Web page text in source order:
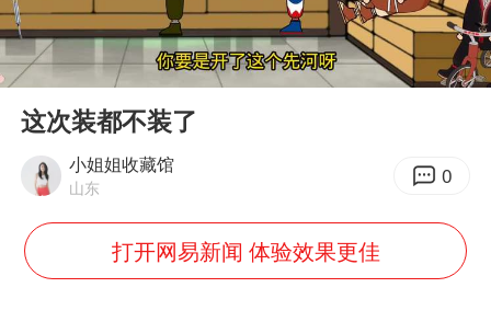
四川宜宾市高县4.9级地震致1人死亡
中国女篮70-67险胜尼日利亚女篮
国防部：中国军队坚决反制任何闹海挑衅图谋
百花奖开幕式
Play
00:00 02:11
这次装都不装了
小姐姐收藏馆
山东 0
打开网易新闻 体验效果更佳